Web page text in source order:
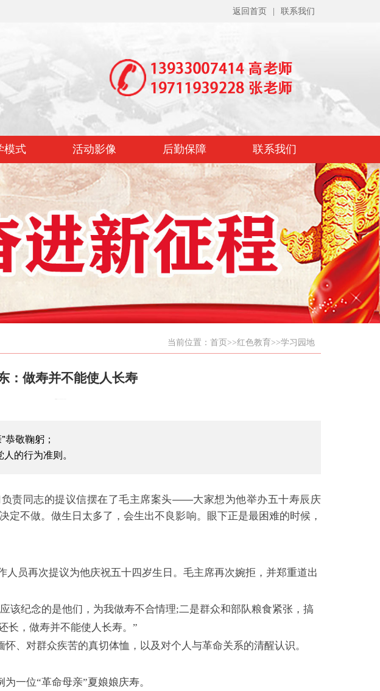
返回首页 联系我们
模式 活动影像 后勤保障 联系我们
当前位置： 首页>>红色教育>>学习园地
：做寿并不能使人长寿
恭敬鞠躬；
的行为准则。
责同志的提议信摆在了毛主席案头——大家想为他举办五十寿辰庆
定不做。做生日太多了，会生出不良影响。眼下正是最困难的时候，
人员再次提议为他庆祝五十四岁生日。毛主席再次婉拒，并郑重道出
该纪念的是他们，为我做寿不合情理;二是群众和部队粮食紧张，搞
长，做寿并不能使人长寿。”
、对群众疾苦的真切体恤，以及对个人与革命关系的清醒认识。
一位“革命母亲”夏娘娘庆寿。